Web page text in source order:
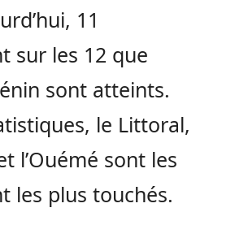
11
sur les 12 que
sont atteints.
le Littoral,
l’Ouémé sont les
les plus touchés.